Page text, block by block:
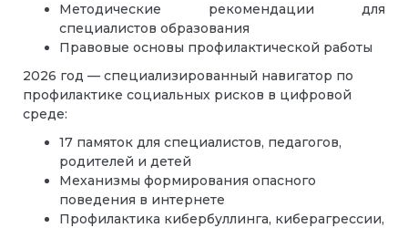
Методические рекомендации для
специалистов образования
Правовые основы профилактической работы
2026 год — специализированный навигатор по
профилактике социальных рисков в цифровой
среде:
17 памяток для специалистов, педагогов,
родителей и детей
Механизмы формирования опасного
поведения в интернете
Профилактика кибербуллинга, киберагрессии,